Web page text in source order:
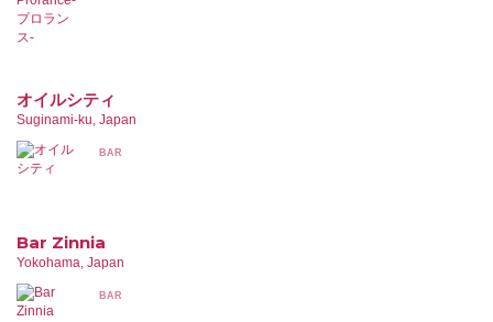
オイルシティ
Suginami-ku, Japan
BAR
Bar Zinnia
Yokohama, Japan
BAR